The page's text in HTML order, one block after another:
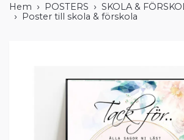
Hem POSTERS
SKOLA &
Poster till skola & förskola